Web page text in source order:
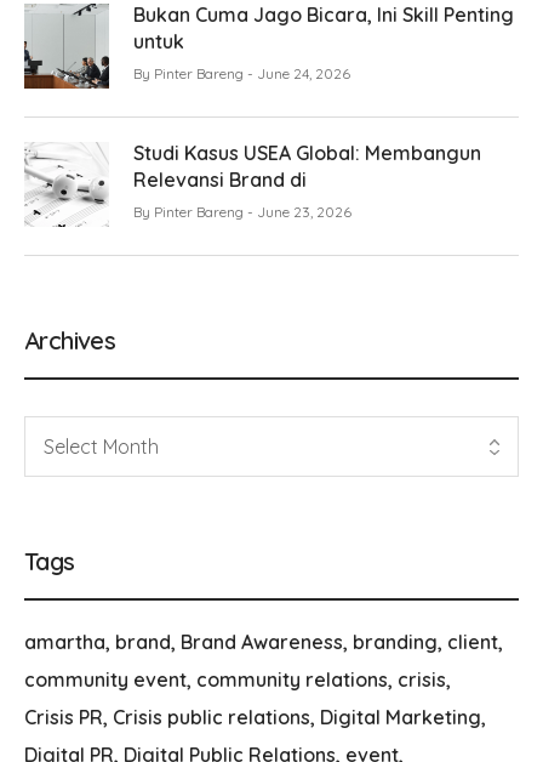
Bukan Cuma Jago Bicara, Ini Skill Penting
untuk
By Pinter Bareng June 24, 2026
Studi Kasus USEA Global: Membangun
Relevansi Brand di
By Pinter Bareng June 23, 2026
Archives
Tags
amartha brand Brand Awareness branding client
community event community relations crisis
Crisis PR Crisis public relations Digital Marketing
Digital PR Digital Public Relations event